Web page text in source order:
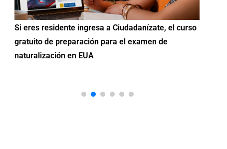
Si eres residente ingresa a Ciudadanízate, el curso
gratuito de preparación para el examen de
naturalización en EUA